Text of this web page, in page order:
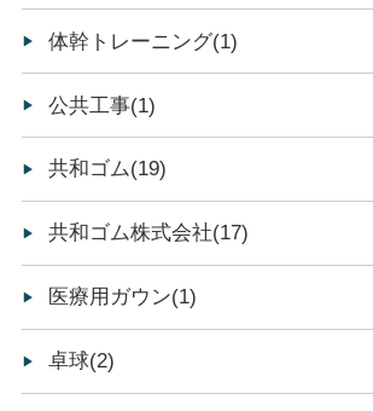
体幹トレーニング(1)
公共工事(1)
共和ゴム(19)
共和ゴム株式会社(17)
医療用ガウン(1)
卓球(2)